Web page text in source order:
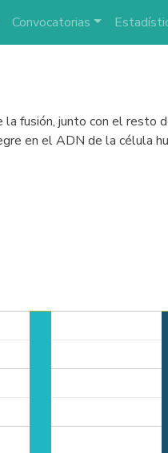
Convocatorias
la fusión, junto con el resto
en el ADN de la célula